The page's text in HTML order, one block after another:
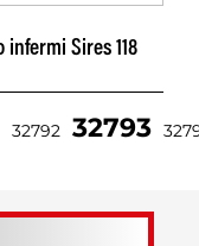
Sires 118
32792 32793